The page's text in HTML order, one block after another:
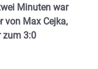
Minuten war
von Max Cejka,
zum 3:0